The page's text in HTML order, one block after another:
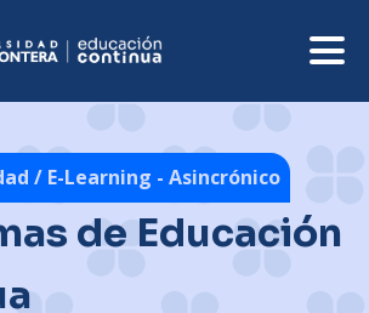
/ E-Learning - Asincrónico
de Educación